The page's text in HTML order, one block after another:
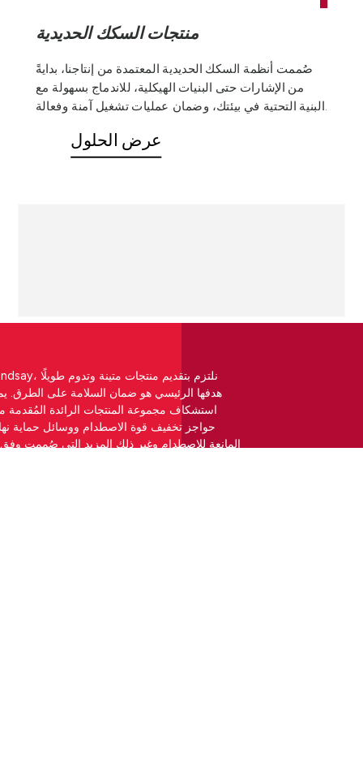
منتجات السكك الحديدية
صُممت أنظمة السكك الحديدية المعتمدة من إنتاجنا، بدايةً
من الإشارات حتى البنيات الهيكلية، للاندماج بسهولة مع
عرض الحلول
هدفها الرئيسي هو ضمان السلامة على الطرق.
استشكاف مجموعة المنتجات الرائدة المُقدمة
حواجز تخفيف قوة الاصطدام ووسائل حماية
المانعة للاصطدام وغير ذلك المزيد التي صُممت